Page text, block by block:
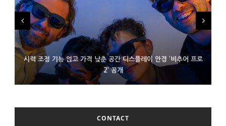
시력 조정 기능 얹고 가격 낮춘 공간 디스플레이 안경 ‘비추어 프로
2’ 공개
D램 부족에 10억달러어치 아이폰18 프로세서 패키징 대기 중
300~400달러 반지형 스피커 준비하는 오픈AI
CONTACT